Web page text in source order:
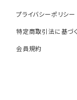
プライバシーポリシー
特定商取引法に基づ
会員規約